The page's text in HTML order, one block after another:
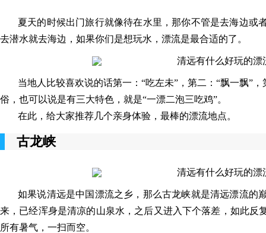
夏天的时候出门旅行就像待在水里，那你不管是去海边
去潜水就去海边，如果你们是想玩水，漂流是最合适的了。
当地人比较喜欢说的话第一：“吃左未”，第二：“飘一飘”
俗，也可以说是有三大特色，就是“一漂二泡三吃鸡”。
在此，给大家推荐几个亲身体验，最棒的漂流地点。
古龙峡
如果说清远是中国漂流之乡，那么古龙峡就是清远漂流的
来，已经浑身是清凉的山泉水，之后又进入下个落差，如此
所有暑气，一扫而空。